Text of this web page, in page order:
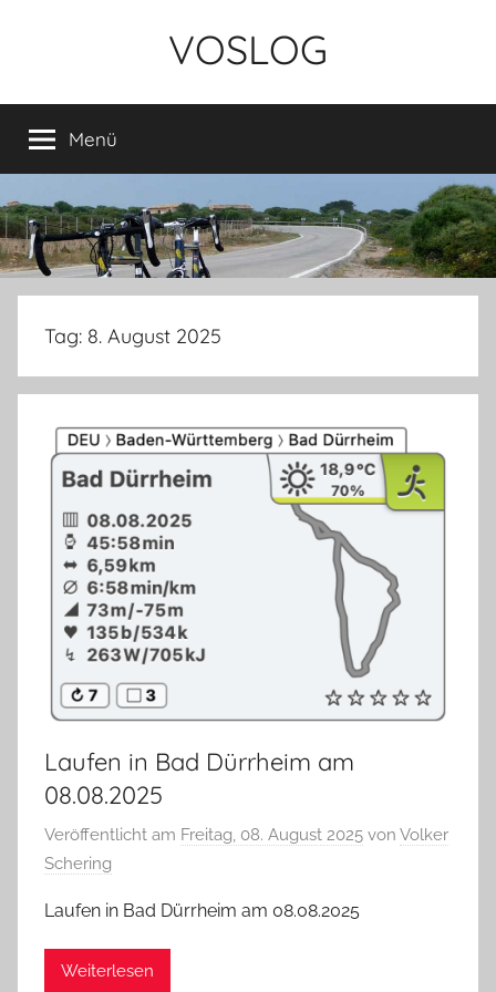
VOSLOG
Menü
Tag: 8. August 2025
Laufen in Bad Dürrheim am
08.08.2025
Veröffentlicht am Freitag, 08. August 2025 von Volker
Schering
Laufen in Bad Dürrheim am 08.08.2025
Weiterlesen